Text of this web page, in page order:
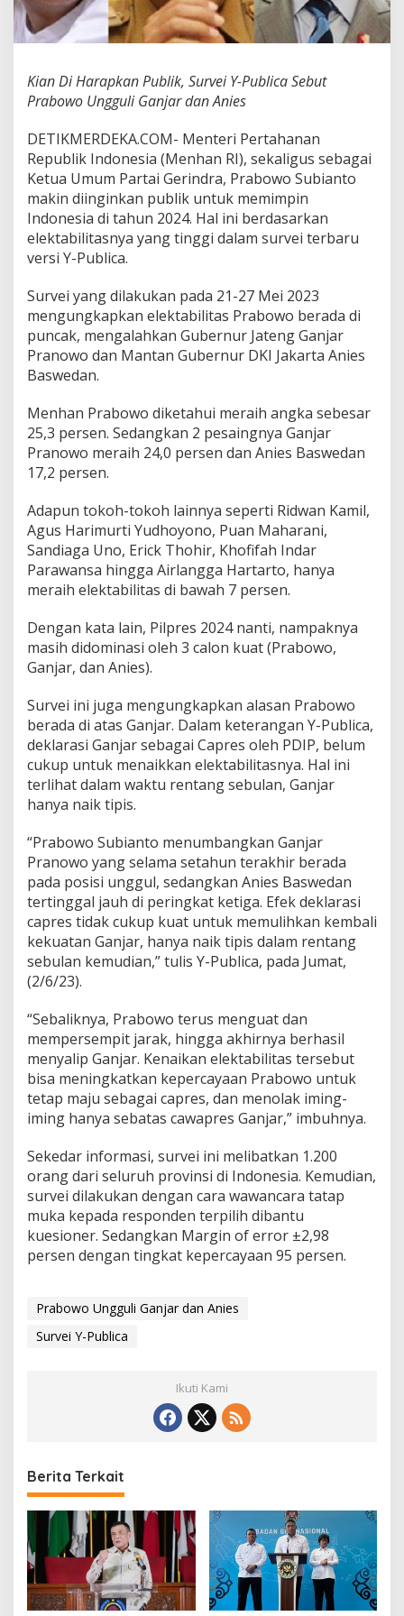
S
u
v
e
i
-
P
u
b
l
i
c
b
u
t
P
o
w
o
U
g
u
l
G
a
j
a
n
A
n
e
s
Kian Di Harapkan Publik, Survei Y-Publica Sebut
Prabowo Ungguli Ganjar dan Anies
DETIKMERDEKA.COM- Menteri Pertahanan
Republik Indonesia (Menhan RI), sekaligus sebagai
Ketua Umum Partai Gerindra, Prabowo Subianto
makin diinginkan publik untuk memimpin
Indonesia di tahun 2024. Hal ini berdasarkan
elektabilitasnya yang tinggi dalam survei terbaru
versi Y-Publica.
Survei yang dilakukan pada 21-27 Mei 2023
mengungkapkan elektabilitas Prabowo berada di
puncak, mengalahkan Gubernur Jateng Ganjar
Pranowo dan Mantan Gubernur DKI Jakarta Anies
Baswedan.
Menhan Prabowo diketahui meraih angka sebesar
25,3 persen. Sedangkan 2 pesaingnya Ganjar
Pranowo meraih 24,0 persen dan Anies Baswedan
17,2 persen.
Adapun tokoh-tokoh lainnya seperti Ridwan Kamil,
Agus Harimurti Yudhoyono, Puan Maharani,
Sandiaga Uno, Erick Thohir, Khofifah Indar
Parawansa hingga Airlangga Hartarto, hanya
meraih elektabilitas di bawah 7 persen.
Dengan kata lain, Pilpres 2024 nanti, nampaknya
masih didominasi oleh 3 calon kuat (Prabowo,
Ganjar, dan Anies).
Survei ini juga mengungkapkan alasan Prabowo
berada di atas Ganjar. Dalam keterangan Y-Publica,
deklarasi Ganjar sebagai Capres oleh PDIP, belum
cukup untuk menaikkan elektabilitasnya. Hal ini
terlihat dalam waktu rentang sebulan, Ganjar
hanya naik tipis.
“Prabowo Subianto menumbangkan Ganjar
Pranowo yang selama setahun terakhir berada
pada posisi unggul, sedangkan Anies Baswedan
tertinggal jauh di peringkat ketiga. Efek deklarasi
capres tidak cukup kuat untuk memulihkan kembali
kekuatan Ganjar, hanya naik tipis dalam rentang
sebulan kemudian,” tulis Y-Publica, pada Jumat,
(2/6/23).
“Sebaliknya, Prabowo terus menguat dan
mempersempit jarak, hingga akhirnya berhasil
menyalip Ganjar. Kenaikan elektabilitas tersebut
bisa meningkatkan kepercayaan Prabowo untuk
tetap maju sebagai capres, dan menolak iming-
iming hanya sebatas cawapres Ganjar,” imbuhnya.
Sekedar informasi, survei ini melibatkan 1.200
orang dari seluruh provinsi di Indonesia. Kemudian,
survei dilakukan dengan cara wawancara tatap
muka kepada responden terpilih dibantu
kuesioner. Sedangkan Margin of error ±2,98
persen dengan tingkat kepercayaan 95 persen.
Prabowo Ungguli Ganjar dan Anies
Survei Y-Publica
Ikuti Kami
Berita Terkait